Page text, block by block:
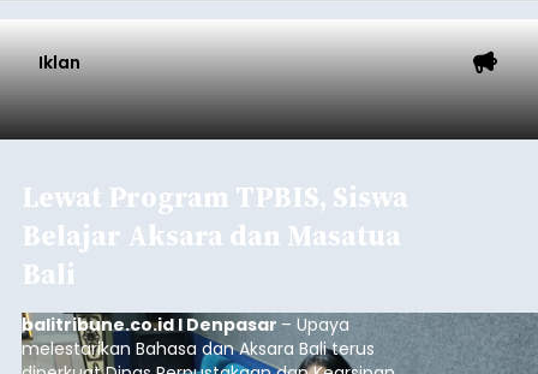
Iklan
Lewat Program TPBIS, Siswa
Belajar Aksara dan Masatua
Bali
balitribune.co.id I Denpasar – Upaya
melestarikan Bahasa dan Aksara Bali terus